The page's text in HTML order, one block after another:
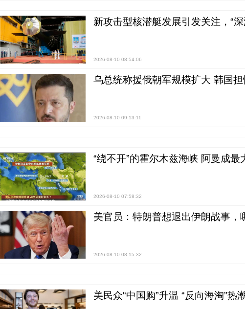
新攻击型核潜艇发展引发关注，“
2026-08-10 08:54:06
乌总统称援俄朝军规模扩大 韩国担
2026-08-10 09:13:11
“绕不开”的霍尔木兹海峡 阿曼成最
2026-08-10 07:58:32
美官员：特朗普想退出伊朗战事
2026-08-10 08:15:32
美民众“中国购”升温 “反向海淘”热